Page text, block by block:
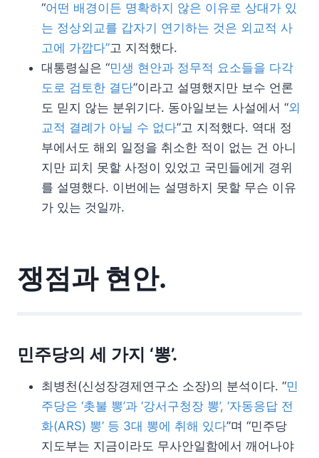
“어떤 배경이든 명확하지 않은 이유로 상대가 있
는 정상외교를 갑자기 연기하는 것은 외교적 사
고에 가깝다”고 지적했다.
대통령실은 “민생 현안과 정무적 요소들을 다각
도로 검토한 결단”이라고 설명했지만 보수 언론
도 믿지 않는 분위기다. 동아일보는 사설에서 “외
교적 결례가 아닐 수 없다”고 지적했다. 역대 정
부에서도 해외 일정을 취소한 적이 없는 건 아니
지만 피치 못할 사정이 있었고 국민들에게 경위
를 설명했다. 이번에는 설명하지 못할 무슨 이유
가 있는 것일까.
쟁점과 현안.
민주당의 세 가지 ‘뽕’.
최병천(신성장경제연구소 소장)의 분석이다. “민
주당은 ‘촛불 뽕’과 ‘강서구청장 뽕’, ‘자동응답 전
화(ARS) 뽕’ 등 3대 뽕에 취해 있다”며 “민주당
지도부는 지금이라도 무사안일함에서 깨어나야